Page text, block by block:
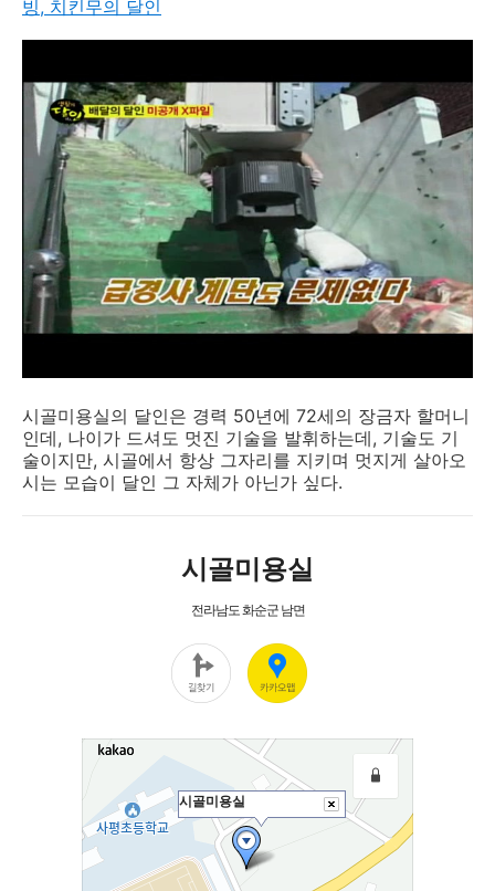
빙, 치킨무의 달인
시골미용실의 달인은 경력 50년에 72세의 장금자 할머니
인데, 나이가 드셔도 멋진 기술을 발휘하는데, 기술도 기
술이지만, 시골에서 항상 그자리를 지키며 멋지게 살아오
시는 모습이 달인 그 자체가 아닌가 싶다.